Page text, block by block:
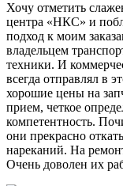
Хочу отметить
центра «НКС» и
подход к моим
владельцем
техники. И
всегда отправлял в
хорошие цены на
прием, четкое
компетентность.
они прекрасно
нареканий. На
Очень доволен их